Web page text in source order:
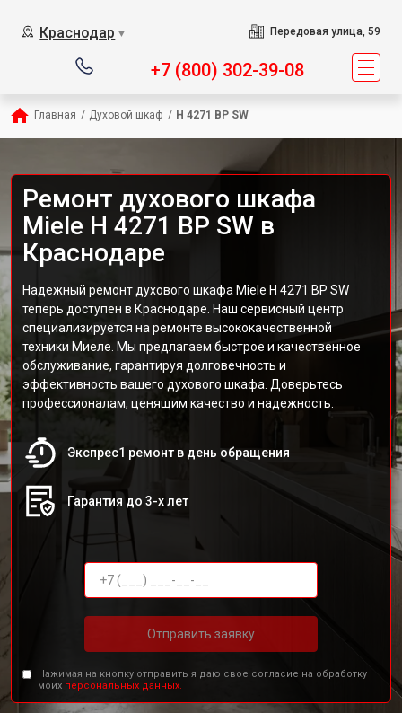
Краснодар ▼ Передовая улица, 59
+7 (800) 302-39-08
Главная / Духовой шкаф / H 4271 BP SW
Ремонт духового шкафа
Miele H 4271 BP SW в
Краснодаре
Надежный ремонт духового шкафа Miele H 4271 BP SW
теперь доступен в Краснодаре. Наш сервисный центр
специализируется на ремонте высококачественной
техники Миеле. Мы предлагаем быстрое и качественное
обслуживание, гарантируя долговечность и
эффективность вашего духового шкафа. Доверьтесь
профессионалам, ценящим качество и надежность.
Экспрес1 ремонт в день обращения
Гарантия до 3-х лет
Отправить заявку
Нажимая на кнопку отправить я даю свое согласие на обработку
моих персональных данных.